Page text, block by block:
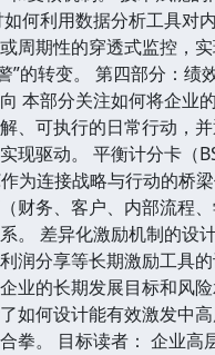
何利用数据分析工具对
周期性的穿透式监控，
”的转变。 第四部分：绩
本部分关注如何将企业
、可执行的日常行动，
现驱动。 平衡计分卡（
为连接战略与行动的桥
财务、客户、内部流程、
。 差异化激励机制的设
润分享等长期激励工具
业的长期发展目标和风
如何设计能有效激发中
拳。 目标读者： 企业高